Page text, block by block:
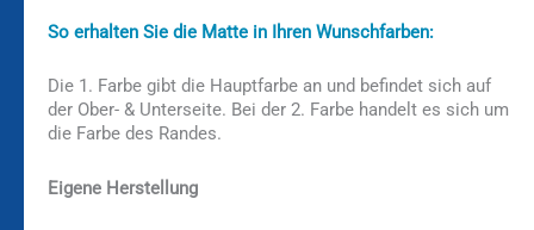
So erhalten Sie die Matte in Ihren Wunschfarben:
Die 1. Farbe gibt die Hauptfarbe an und befindet sich auf
der Ober- & Unterseite. Bei der 2. Farbe handelt es sich um
die Farbe des Randes.
Eigene Herstellung